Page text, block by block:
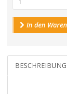
In den
BESCHREIBUNG